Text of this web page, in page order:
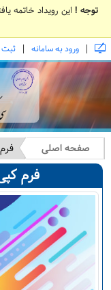
توجه ! این رویداد خاتمه
| ورود به سامانه | ثبت
صفحه اصلی
فرم